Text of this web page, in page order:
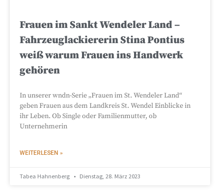
Frauen im Sankt Wendeler Land –
Fahrzeuglackiererin Stina Pontius
weiß warum Frauen ins Handwerk
gehören
In unserer wndn-Serie „Frauen im St. Wendeler Land“
geben Frauen aus dem Landkreis St. Wendel Einblicke in
ihr Leben. Ob Single oder Familienmutter, ob
Unternehmerin
WEITERLESEN »
Tabea Hahnenberg Dienstag, 28. März 2023